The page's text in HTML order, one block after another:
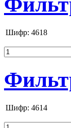
Шифр: 4618
Шифр: 4614